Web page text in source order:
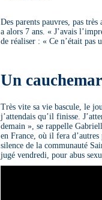
Des parents pauvres, pas
a alors 7 ans. « J’avais
de réaliser : « Ce n’était pas
Un cauchemar
Très vite sa vie bascule, le
j’attendais qu’il finisse.
demain », se rappelle
en France, où il fera
silence de la communauté
jugé vendredi, pour abus